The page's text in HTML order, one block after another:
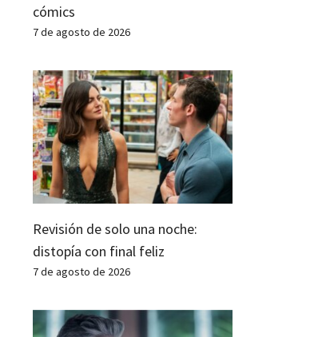
cómics
7 de agosto de 2026
Revisión de solo una noche:
distopía con final feliz
7 de agosto de 2026